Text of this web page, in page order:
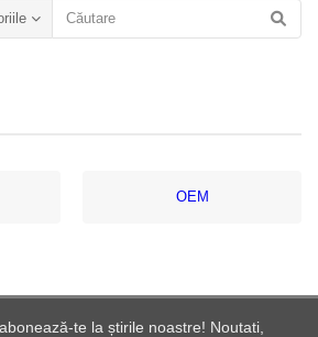
OEM
te la știrile noastre! Noutati,